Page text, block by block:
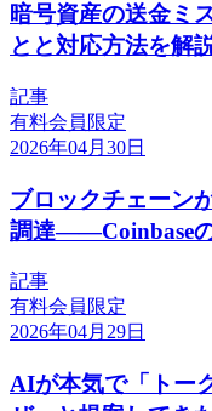
暗号資産の送金ミ
とと対応方法を解
記事
有料会員限定
2026年04月30日
ブロックチェーン
調達——Coinbase
記事
有料会員限定
2026年04月29日
AIが本気で「トー